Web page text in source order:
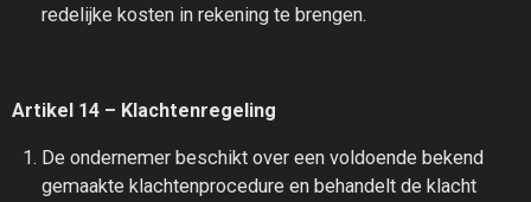
redelijke kosten in rekening te brengen.
Artikel 14 – Klachtenregeling
De ondernemer beschikt over een voldoende bekend
gemaakte klachtenprocedure en behandelt de klacht